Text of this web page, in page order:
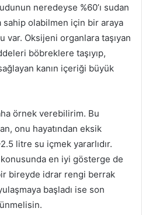
neredeyse %60’ı sudan
sahip olabilmen için bir araya
Oksijeni organlara taşıyan
böbreklere taşıyıp,
kanın içeriği büyük
örnek verebilirim. Bu
onu hayatından eksik
litre su içmek yararlıdır.
en iyi gösterge de
bireyde idrar rengi berrak
başladı ise son